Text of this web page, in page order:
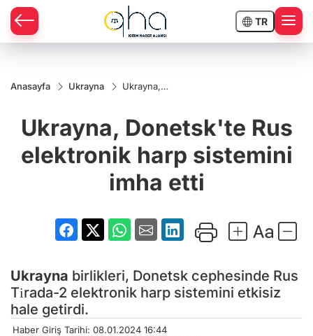
TR
Anasayfa Ukrayna
Ukrayna,
elektronik
harp
imha etti
Ukrayna, Donetsk'te Rus
elektronik harp sistemini
imha etti
Ukrayna birlikleri, Donetsk cephesinde Rus
Tіrada-2 elektronik harp sistemini etkisiz
hale getirdi.
Haber Giriş Tarihi: 08.01.2024 16:44